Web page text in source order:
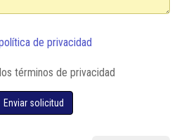
de privacidad
términos de privacidad
Enviar solicitud